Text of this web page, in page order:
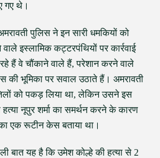
गए थे।
पुलिस ने इन सारी धमकियों को
इस्लामिक कट्टरपंथियों पर कार्रवाई
हैं वे चौंकाने वाले हैं, परेशान करने वाले
की भूमिका पर सवाल उठाते हैं। अमरावती
को पकड़ लिया था, लेकिन उसने इस
नूपुर शर्मा का समर्थन करने के कारण
एक रूटीन केस बताया था।
बात यह है कि उमेश कोल्हे की हत्या से 2